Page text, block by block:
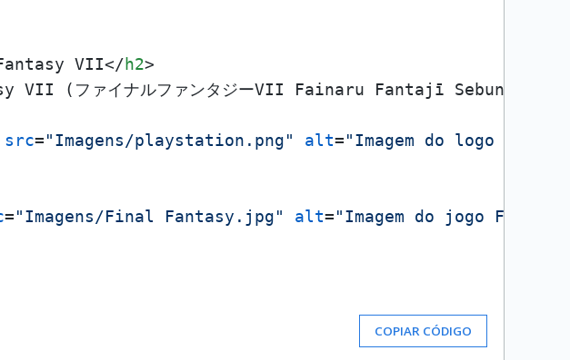
VII</h2>
VII (ファイナルファンタジーVII Fainaru Fantajī
src="Imagens/playstation.png" alt="Imagem do logo da
="Imagens/Final Fantasy.jpg" alt="Imagem do jogo Final
COPIAR CÓDIGO